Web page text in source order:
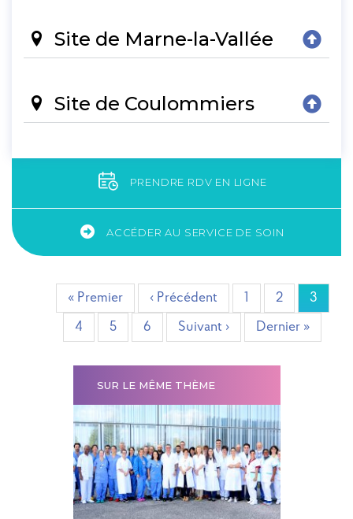
Site de Marne-la-Vallée
Site de Coulommiers
PRENDRE RDV EN LIGNE
ACCÉDER AU SERVICE DE SOIN
Première
page
« Premier
Page
précédente
‹ Précédent Page
1 Page
2 Page
3
Page
4 Page
5 Page
6
Page
suivante
Suivant ›
Dernière
page
Dernier »
SUR LE MÊME THÈME